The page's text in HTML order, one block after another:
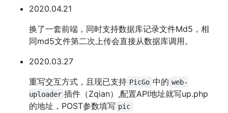
2020.04.21
换了一套前端，同时支持数据库记录文件Md5，相
同md5文件第二次上传会直接从数据库调用。
2020.03.27
重写交互方式，且现已支持 PicGo 中的 web-
uploader 插件（Zqian）,配置API地址就写up.php
的地址，POST参数填写 pic